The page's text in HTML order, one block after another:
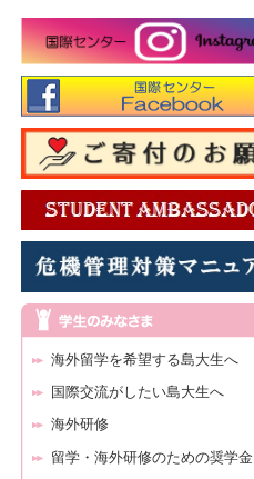
海外留学を希望する島大生へ
国際交流がしたい島大生へ
海外研修
留学・海外研修のための奨学金